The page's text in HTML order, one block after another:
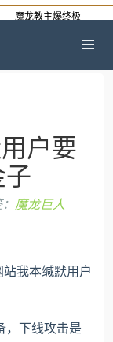
户要
魔龙巨人
我本缄默用户
，下线攻击是